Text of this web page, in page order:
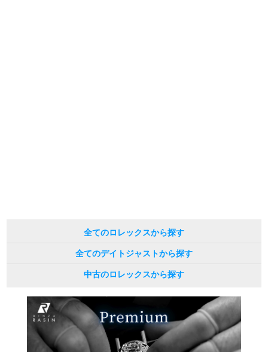
全てのロレックスから探す
全てのデイトジャストから探す
中古のロレックスから探す